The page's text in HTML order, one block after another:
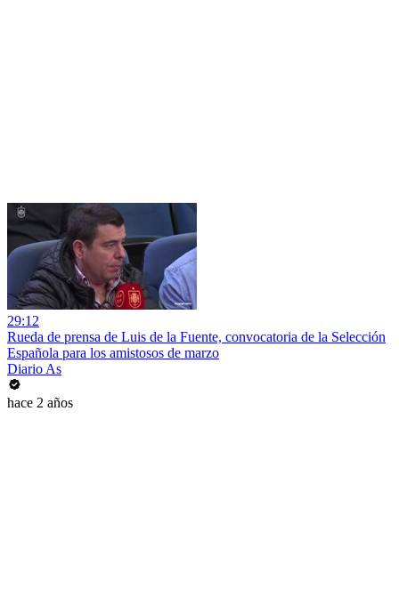
29:12
Rueda de prensa de Luis de la Fuente, convocatoria de la Selección
Española para los amistosos de marzo
Diario As
hace 2 años